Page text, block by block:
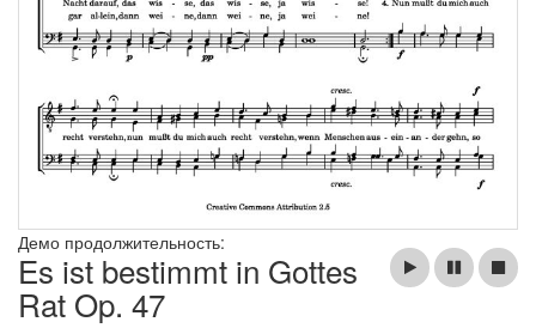
Демо продолжительность:
Es ist bestimmt in Gottes
Rat Op. 47